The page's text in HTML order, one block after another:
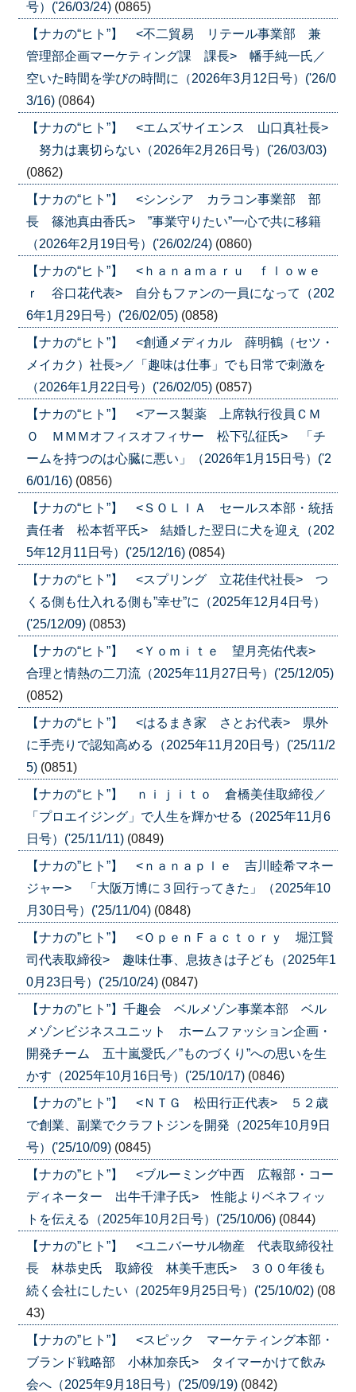
号）('26/03/24) (0865)
【ナカの“ヒト”】 <不二貿易 リテール事業部 兼
管理部企画マーケティング課 課長> 幡手純一氏／
空いた時間を学びの時間に（2026年3月12日号）('26/0
3/16) (0864)
【ナカの“ヒト”】 <エムズサイエンス 山口真社長>
努力は裏切らない（2026年2月26日号）('26/03/03)
(0862)
【ナカの“ヒト”】 <シンシア カラコン事業部 部
長 篠池真由香氏> ”事業守りたい”一心で共に移籍
（2026年2月19日号）('26/02/24) (0860)
【ナカの“ヒト”】 <ｈａｎａｍａｒｕ ｆｌｏｗｅ
ｒ 谷口花代表> 自分もファンの一員になって（202
6年1月29日号）('26/02/05) (0858)
【ナカの“ヒト”】 <創通メディカル 薛明鶴（セツ・
メイカク）社長>／「趣味は仕事」でも日常で刺激を
（2026年1月22日号）('26/02/05) (0857)
【ナカの“ヒト”】 <アース製薬 上席執行役員ＣＭ
Ｏ ＭＭＭオフィスオフィサー 松下弘征氏> 「チ
ームを持つのは心臓に悪い」（2026年1月15日号）('2
6/01/16) (0856)
【ナカの“ヒト”】 <ＳＯＬＩＡ セールス本部・統括
責任者 松本哲平氏> 結婚した翌日に犬を迎え（202
5年12月11日号）('25/12/16) (0854)
【ナカの“ヒト”】 <スプリング 立花佳代社長> つ
くる側も仕入れる側も”幸せ”に（2025年12月4日号）
('25/12/09) (0853)
【ナカの“ヒト”】 <Ｙｏｍｉｔｅ 望月亮佑代表>
合理と情熱の二刀流（2025年11月27日号）('25/12/05)
(0852)
【ナカの“ヒト”】 <はるまき家 さとお代表> 県外
に手売りで認知高める（2025年11月20日号）('25/11/2
5) (0851)
【ナカの“ヒト”】 ｎｉｊｉｔｏ 倉橋美佳取締役／
「プロエイジング」で人生を輝かせる（2025年11月6
日号）('25/11/11) (0849)
【ナカの”ヒト”】 <ｎａｎａｐｌｅ 吉川睦希マネー
ジャー> 「大阪万博に３回行ってきた」（2025年10
月30日号）('25/11/04) (0848)
【ナカの”ヒト”】 <ＯｐｅｎＦａｃｔｏｒｙ 堀江賢
司代表取締役> 趣味仕事、息抜きは子ども（2025年1
0月23日号）('25/10/24) (0847)
【ナカの”ヒト”】千趣会 ベルメゾン事業本部 ベル
メゾンビジネスユニット ホームファッション企画・
開発チーム 五十嵐愛氏／”ものづくり”への思いを生
かす（2025年10月16日号）('25/10/17) (0846)
【ナカの”ヒト”】 <ＮＴＧ 松田行正代表> ５２歳
で創業、副業でクラフトジンを開発（2025年10月9日
号）('25/10/09) (0845)
【ナカの”ヒト”】 <ブルーミング中西 広報部・コー
ディネーター 出牛千津子氏> 性能よりベネフィッ
トを伝える（2025年10月2日号）('25/10/06) (0844)
【ナカの”ヒト”】 <ユニバーサル物産 代表取締役社
長 林恭史氏 取締役 林美千恵氏> ３００年後も
続く会社にしたい（2025年9月25日号）('25/10/02) (08
43)
【ナカの”ヒト”】 <スピック マーケティング本部・
ブランド戦略部 小林加奈氏> タイマーかけて飲み
会へ（2025年9月18日号）('25/09/19) (0842)